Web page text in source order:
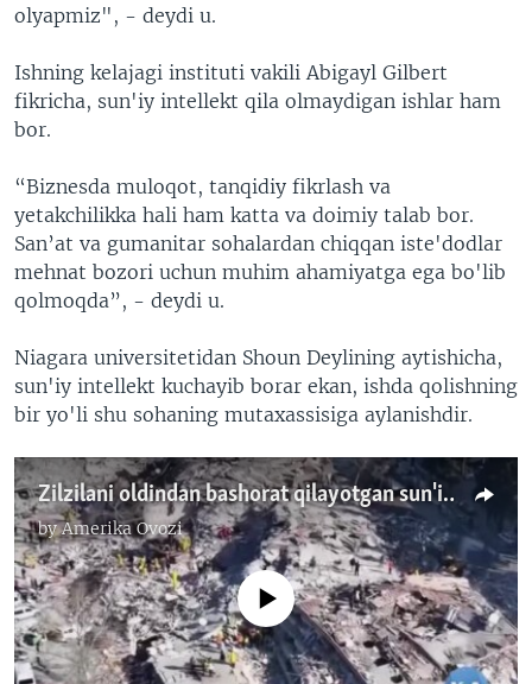
olyapmiz", - deydi u.
Ishning kelajagi instituti vakili Abigayl Gilbert
fikricha, sun'iy intellekt qila olmaydigan ishlar ham
bor.
“Biznesda muloqot, tanqidiy fikrlash va
yetakchilikka hali ham katta va doimiy talab bor.
San’at va gumanitar sohalardan chiqqan iste'dodlar
mehnat bozori uchun muhim ahamiyatga ega bo'lib
qolmoqda”, - deydi u.
Niagara universitetidan Shoun Deylining aytishicha,
sun'iy intellekt kuchayib borar ekan, ishda qolishning
bir yo'li shu sohaning mutaxassisiga aylanishdir.
Zilzilani oldindan bashorat qilayotgan sun'iy intellekt
byAmerika Ovozi
No media source currently available